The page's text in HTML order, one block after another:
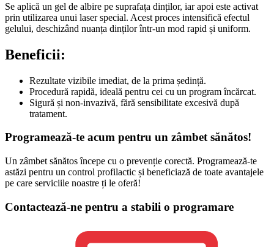
Se aplică un gel de albire pe suprafața dinților, iar apoi este activat
prin utilizarea unui laser special. Acest proces intensifică efectul
gelului, deschizând nuanța dinților într-un mod rapid și uniform.
Beneficii:
Rezultate vizibile imediat, de la prima ședință.
Procedură rapidă, ideală pentru cei cu un program încărcat.
Sigură și non-invazivă, fără sensibilitate excesivă după
tratament.
Programează-te acum pentru un zâmbet sănătos!
Un zâmbet sănătos începe cu o prevenție corectă. Programează-te
astăzi pentru un control profilactic și beneficiază de toate avantajele
pe care serviciile noastre ți le oferă!
Contactează-ne pentru a stabili o programare